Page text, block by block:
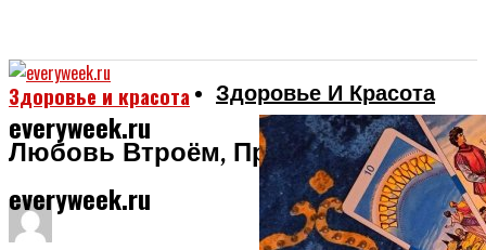
everyweek.ru
everyweek.ru
Здоровье И Красота
Здоровье и красота
Любовь Втроём, Преследует Меня.